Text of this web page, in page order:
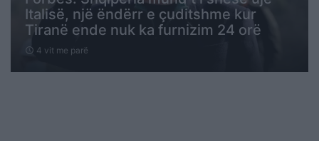
Italisë, një ëndërr e çuditshme kur
Tiranë ende nuk ka furnizim 24 orë
schedule 4 vit me parë